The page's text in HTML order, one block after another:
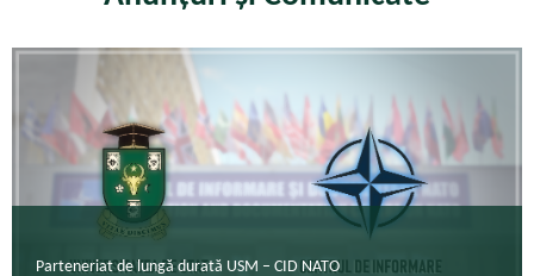
Parteneriat de lungă durată USM – CID NATO